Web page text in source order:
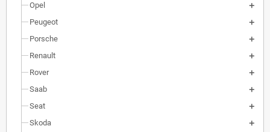
Opel
Peugeot
Porsche
Renault
Rover
Saab
Seat
Skoda